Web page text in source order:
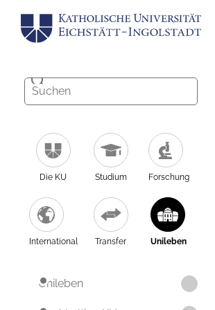
Die KU Studium Forschung
International Transfer Unileben
Unileben